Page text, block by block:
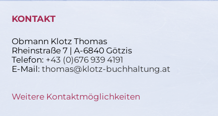
KONTAKT
Obmann Klotz Thomas
Rheinstraße 7 | A-6840 Götzis
Telefon: +43 (0)676 939 4191
E-Mail: thomas@klotz-buchhaltung.at
Weitere Kontaktmöglichkeiten